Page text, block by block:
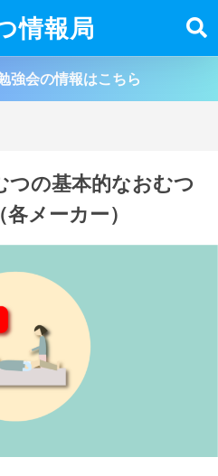
情報局
強会の情報はこちら
つの基本的なおむつ
メーカー）